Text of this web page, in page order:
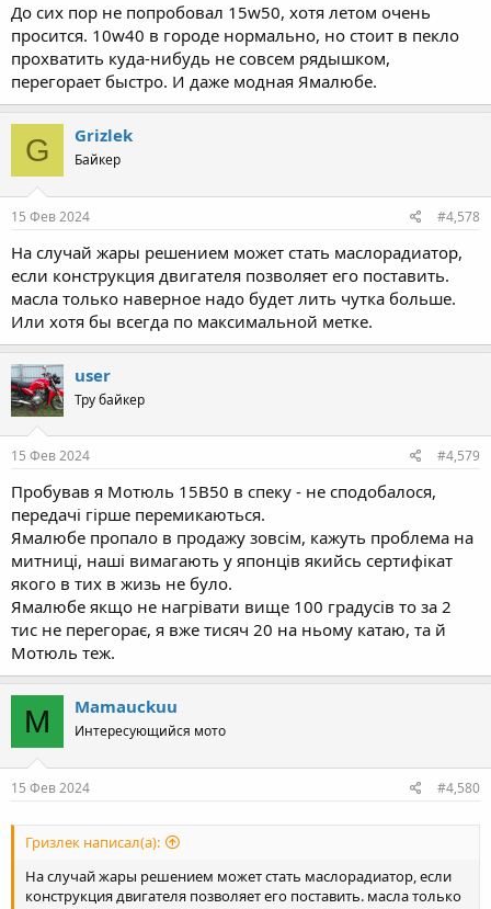
До сих пор не попробовал 15w50, хотя летом очень
просится. 10w40 в городе нормально, но стоит в пекло
прохватить куда-нибудь не совсем рядышком,
перегорает быстро. И даже модная Ямалюбе.
G Grizlek
Байкер
15 Фев 2024 #4,578
На случай жары решением может стать маслорадиатор,
если конструкция двигателя позволяет его поставить.
масла только наверное надо будет лить чутка больше.
Или хотя бы всегда по максимальной метке.
user
Тру байкер
15 Фев 2024 #4,579
Пробував я Мотюль 15В50 в спеку - не сподобалося,
передачі гірше перемикаються.
Ямалюбе пропало в продажу зовсім, кажуть проблема на
митниці, наші вимагають у японців якийсь сертифікат
якого в тих в жизь не було.
Ямалюбе якщо не нагрівати вище 100 градусів то за 2
тис не перегорає, я вже тисяч 20 на ньому катаю, та й
Мотюль теж.
M Mamauckuu
Интересующийся мото
15 Фев 2024 #4,580
Гризлек написал(а):
На случай жары решением может стать маслорадиатор, если
конструкция двигателя позволяет его поставить. масла только